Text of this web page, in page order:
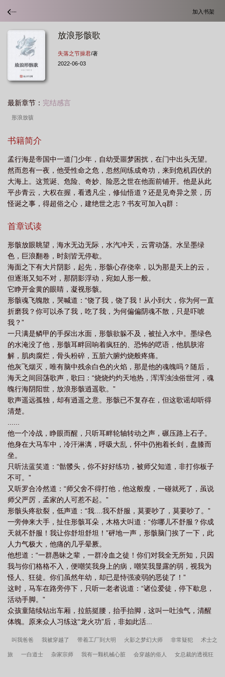
加入书架
放浪形骸歌
失落之节操君/著
2022-06-03
最新章节： 完结感言
形浪放骇
书籍简介
孟行海是帝国中一道门少年，自幼受噩梦困扰，在门中出头无望。
然而忽有一夜，他受性命之危，忽然间练成奇功，来到危机四伏的
大海上。这荒诞、危险、奇妙、险恶之世在他面前铺开。他是从此
平步青云，大权在握，看透凡尘，修仙悟道？还是见奇异之景，历
怪诞之事，得超俗之心，建绝世之志？书友可加入q群：
《燃烬之余》，谢谢。
首章试读
形骸放眼眺望，海水无边无际，水汽冲天，云霄动荡。水呈墨绿
色，巨浪翻卷，时刻皆无停歇。
海面之下有大片阴影，起先，形骸心存侥幸，以为那是天上的云，
但逐渐又知不对，那阴影浮动，宛如人形一般。
它睁开金黄的眼睛，凝视形骸。
形骸魂飞魄散，哭喊道：“饶了我，饶了我！从小到大，你为何一直
折磨我？你可以杀了我，吃了我，为何偏偏阴魂不散，只是吓唬
我？”
一只满是鳞甲的手探出水面，形骸欲躲不及，被扯入水中。墨绿色
的水淹没了他，形骸耳畔回响着疯狂的、恐怖的呓语，他肌肤溶
解，肌肉腐烂，骨头粉碎，五脏六腑灼烧般疼痛。
他灰飞烟灭，唯有脑中残余白色的火焰，那是他的魂魄吗？随后，
海天之间回荡歌声，歌曰：“烧烧灼灼天地热，浑浑浊浊俗世河，魂
魄行海阴阳世，放浪形骸逍遥歌。”
歌声遥远孤独，却有逍遥之意。形骸已不复存在，但这歌谣却听得
清楚。
他一个冷战，睁眼而醒，只听耳畔轮轴转动之声，碾压路上石子。
他身在大马车中，冷汗淋漓，呼吸大乱，怀中仍抱着长剑，盘膝而
坐。
只听法蓝笑道：“骷髅头，你不好好练功，被师父知道，非打你板子
不可。”
又听罗合冷然道：“师父舍不得打他，他这般瘦，一碰就死了，虽说
师父严厉，孟家的人可惹不起。”
形骸头疼欲裂，低声道：“我....我不舒服，莫要吵了，莫要吵了。”
一旁伸来大手，扯住形骸耳朵，木格大叫道：“你哪儿不舒服？你成
天就不舒服！我让你舒坦舒坦！”砰地一声，形骸脑门挨了一下，此
人力气极大，他痛的几乎晕厥。
他想道：“一群愚昧之辈，一群冷血之徒！你们对我全无所知，只因
我与你们格格不入，便嘲笑我身上的病，嘲笑我显露的弱，视我为
怪人、狂徒。你们虽然年幼，却已是恃强凌弱的恶徒了！”
这时，马车在路旁停下，只听一老者说道：“诸位爱徒，停下歇息，
活动手脚。”
众孩童陆续钻出车厢，拉筋挺腰，抬手抬脚，这叫一吐浊气，清醒
体魄。原来众人习练这“龙火功”后，非如此活...
叫我爸爸 我被穿越了 带着工厂到大明 火影之梦幻大师 非常疑犯 术士之
旅 一白道士 杂家宗师 我有一颗机械心脏 会穿越的俗人 女总裁的透视狂